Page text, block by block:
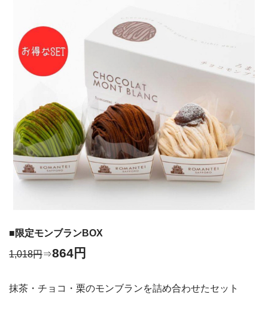
■限定モンブランBOX
1,018円⇒864円
抹茶・チョコ・栗のモンブランを詰め合わせたセット